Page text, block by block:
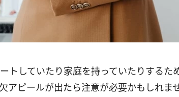
トしていたり家庭を持っていたりするた
アピールが出たら注意が必要かもしれませ